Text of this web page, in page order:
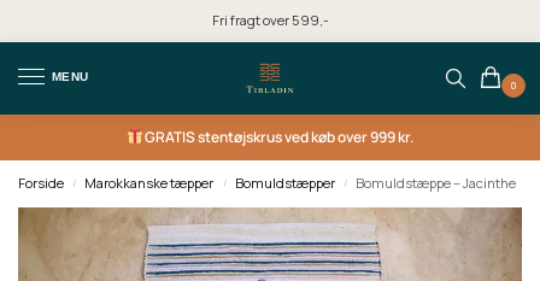
Fri fragt over 599,-
MENU
0
GRATISstentøjskrus ved køb over 999 kr.
Forside / Marokkanske tæpper / Bomuldstæpper / Bomuldstæppe – Jacinthe